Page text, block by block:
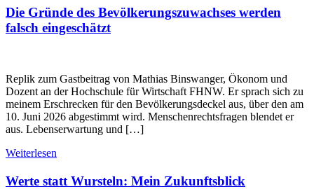
Die Gründe des Bevölkerungszuwachses werden
falsch eingeschätzt
Replik zum Gastbeitrag von Mathias Binswanger, Ökonom und
Dozent an der Hochschule für Wirtschaft FHNW. Er sprach sich zu
meinem Erschrecken für den Bevölkerungsdeckel aus, über den am
10. Juni 2026 abgestimmt wird. Menschenrechtsfragen blendet er
aus. Lebenserwartung und […]
Weiterlesen
Werte statt Wursteln: Mein Zukunftsblick